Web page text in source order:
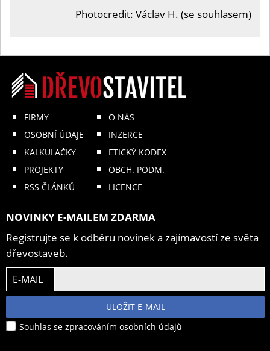
Photocredit: Václav H. (se souhlasem)
FIRMY
OSOBNÍ ÚDAJE
KALKULAČKY
PROJEKTY
RSS ČLÁNKŮ
O NÁS
INZERCE
ETICKÝ KODEX
OBCH. PODM.
LICENCE
NOVINKY E-MAILEM ZDARMA
Registrujte se k odběru novinek a zajímavostí ze světa
dřevostaveb.
E-MAIL
ULOŽIT E-MAIL
Souhlas se zpracováním osobních údajů